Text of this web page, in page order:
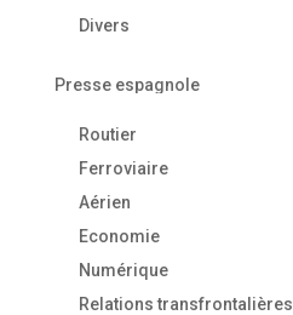
Divers
Presse espagnole
Routier
Ferroviaire
Aérien
Economie
Numérique
Relations transfrontalières